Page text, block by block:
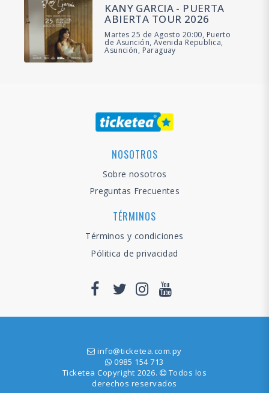
KANY GARCIA - PUERTA
ABIERTA TOUR 2026
Martes 25 de Agosto 20:00, Puerto
de Asunción, Avenida Republica,
Asunción, Paraguay
NOSOTROS
Sobre nosotros
Preguntas Frecuentes
TÉRMINOS
Términos y condiciones
Pólitica de privacidad
info@ticketea.com.py
0985 154 713
Ticketea Copyright 2026.
Todos los
derechos reservados